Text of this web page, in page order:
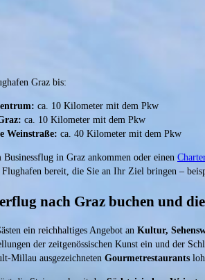
Graz bis:
ca. 10 Kilometer mit dem Pkw
ca. 10 Kilometer mit dem Pkw
Weinstraße: ca. 40 Kilometer mit dem Pkw
in Graz ankommen oder einen
Flughafen bereit, die Sie an Ihr Ziel bringen –
nach Graz buchen und
ein reichhaltiges Angebot an Kultur,
der zeitgenössischen Kunst ein und der
Millau ausgezeichneten Gourmetrestaurants